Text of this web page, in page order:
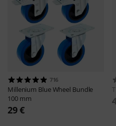
716
Millenium Blue Wheel Bundle
100 mm
29 €